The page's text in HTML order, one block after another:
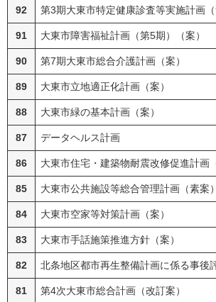
92 第3期大東市特定健康診査等実施計画（
91 大東市障害福祉計画（第5期）（案）
90 第7期大東市総合介護計画（案）
89 大東市立地適正化計画（案）
88 大東市緑の基本計画（案）
87 データヘルス計画
86 大東市住宅・建築物耐震改修促進計画
85 大東市公共施設等総合管理計画（素案）
84 大東市空家等対策計画（案）
83 大東市手話施策推進方針（案）
82 北条地区都市再生整備計画に係る事後
81 第4次大東市総合計画（改訂案）